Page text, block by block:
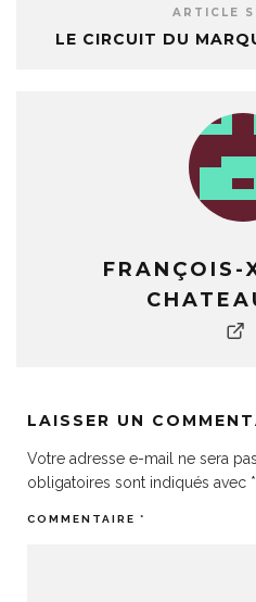
ARTICLE
LE CIRCUIT DU
FRANÇOIS-
LAISSER UN
Votre adresse e-mail ne sera
obligatoires sont indiqués avec *
COMMENTAIRE *